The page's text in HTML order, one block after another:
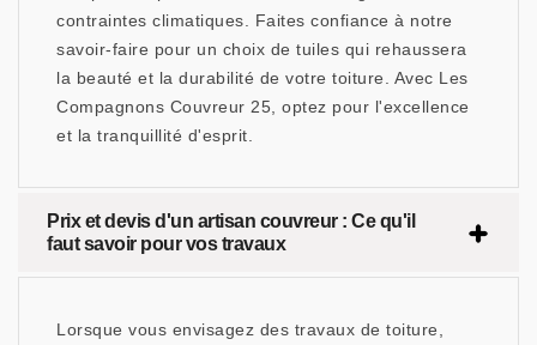
contraintes climatiques. Faites confiance à notre
savoir-faire pour un choix de tuiles qui rehaussera
la beauté et la durabilité de votre toiture. Avec Les
Compagnons Couvreur 25, optez pour l'excellence
et la tranquillité d'esprit.
Prix et devis d'un artisan couvreur : Ce qu'il
faut savoir pour vos travaux
Lorsque vous envisagez des travaux de toiture,